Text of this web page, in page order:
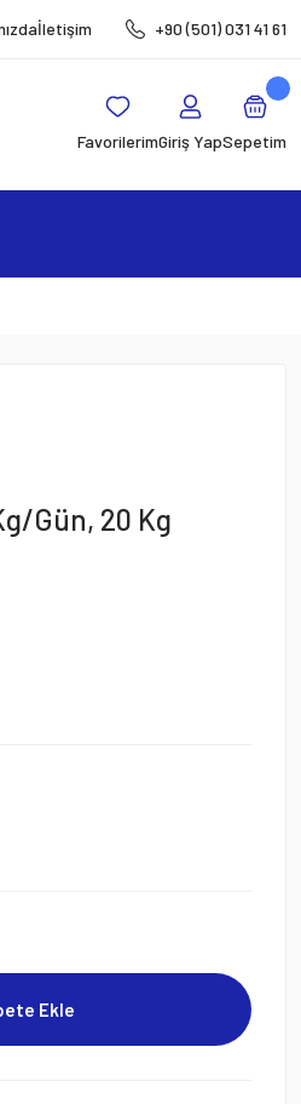
İletişim +90 (501) 031 41 61
FavorilerimGiriş YapSepetim
Gün, 20 Kg
Ekle